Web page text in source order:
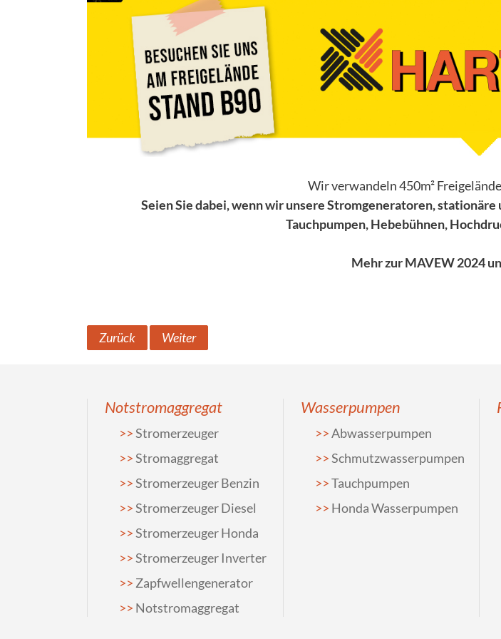
Wir verwandeln 450m²
Seien Sie dabei, wenn wir unsere Stromgeneratoren,
Tauchpumpen, Hebebühnen,
Mehr zur MAVEW 2024
Zurück Weiter
Notstromaggregat
Stromerzeuger
Stromaggregat
Stromerzeuger Benzin
Stromerzeuger Diesel
Stromerzeuger Honda
Stromerzeuger Inverter
Zapfwellengenerator
Notstromaggregat
Wasserpumpen
Abwasserpumpen
Schmutzwasserpumpen
Tauchpumpen
Honda Wasserpumpen